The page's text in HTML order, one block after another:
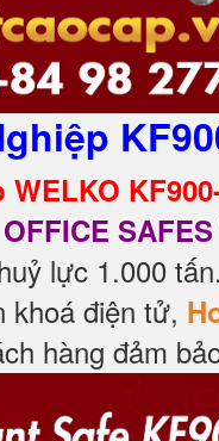
OFFICE SAFES
lực 1.000 tấn.
khoá điện tử,
hàng đảm